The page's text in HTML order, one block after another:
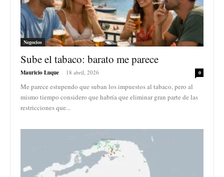
Negocios
Sube el tabaco: barato me parece
Mauricio Luque - 18 abril, 2026 0
Me parece estupendo que suban los impuestos al tabaco, pero al
mismo tiempo considero que habría que eliminar gran parte de las
restricciones que...